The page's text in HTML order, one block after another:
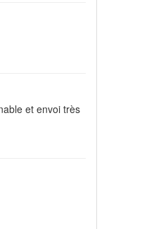
et envoi très